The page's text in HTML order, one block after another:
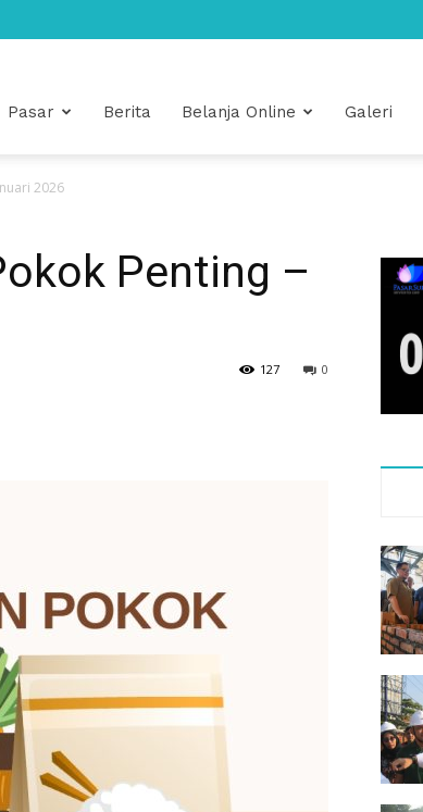
Pasar Berita Belanja Online Galeri
2026
Penting –
0
127